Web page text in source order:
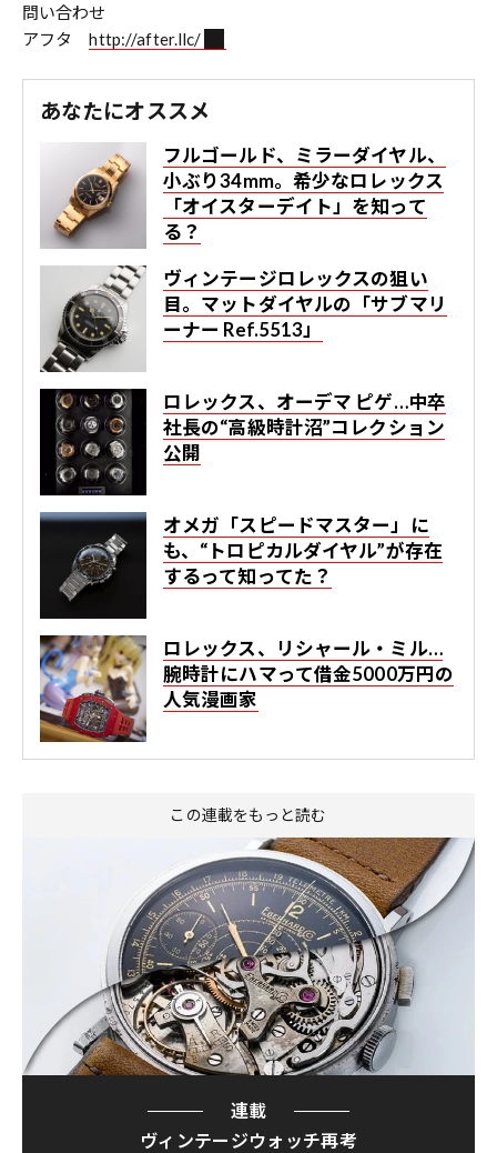
問い合わせ
アフタhttp://after.llc/
あなたにオススメ
フルゴールド、ミラーダイヤル、
小ぶり34mm。希少なロレックス
「オイスターデイト」を知って
る？
ヴィンテージロレックスの狙い
目。マットダイヤルの「サブマリ
ーナー Ref.5513」
ロレックス、オーデマ ピゲ…中卒
社長の“高級時計沼”コレクション
公開
オメガ「スピードマスター」に
も、“トロピカルダイヤル”が存在
するって知ってた？
ロレックス、リシャール・ミル…
腕時計にハマって借金5000万円の
人気漫画家
この連載をもっと読む
連載
ヴィンテージウォッチ再考